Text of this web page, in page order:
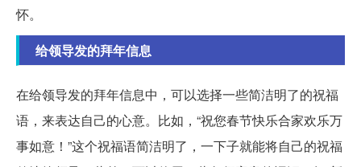
怀。
给领导发的拜年信息
在给领导发的拜年信息中，可以选择一些简洁明了的祝福
语，来表达自己的心意。比如，“祝您春节快乐合家欢乐万
事如意！”这个祝福语简洁明了，一下子就能将自己的祝福